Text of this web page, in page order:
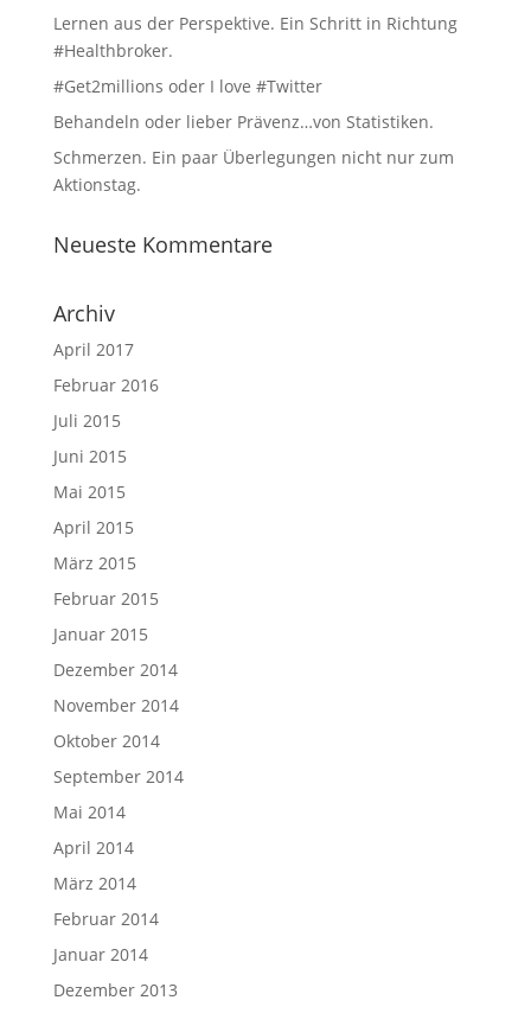
Lernen aus der Perspektive. Ein Schritt in Richtung
#Healthbroker.
#Get2millions oder I love #Twitter
Behandeln oder lieber Prävenz…von Statistiken.
Schmerzen. Ein paar Überlegungen nicht nur zum
Aktionstag.
Neueste Kommentare
Archiv
April 2017
Februar 2016
Juli 2015
Juni 2015
Mai 2015
April 2015
März 2015
Februar 2015
Januar 2015
Dezember 2014
November 2014
Oktober 2014
September 2014
Mai 2014
April 2014
März 2014
Februar 2014
Januar 2014
Dezember 2013